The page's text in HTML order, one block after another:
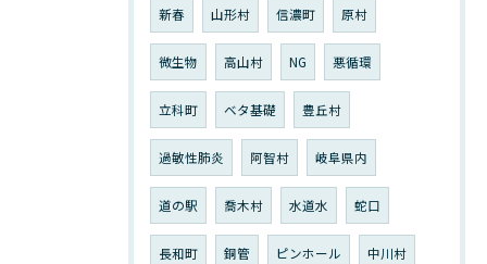
新春 山形村 信濃町 原村
微生物 高山村 NG 悪循環
立科町 ベタ基礎 豊丘村
過敏性肺炎 阿智村 岐阜県内
道の駅 喬木村 水道水 蛇口
長和町 銅管 ピンホール 中川村